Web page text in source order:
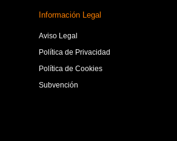
Información Legal
Aviso Legal
Política de Privacidad
Política de Cookies
Subvención